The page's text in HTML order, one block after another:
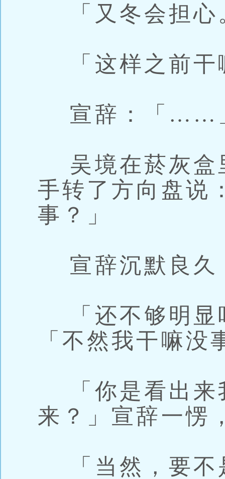
「又冬会担心
「这样之前干
宣辞：「……
吴境在菸灰盒
手转了方向盘说
事？」
宣辞沉默良久
「还不够明显
「不然我干嘛
「你是看出来
来？」宣辞一愣
「当然，要不